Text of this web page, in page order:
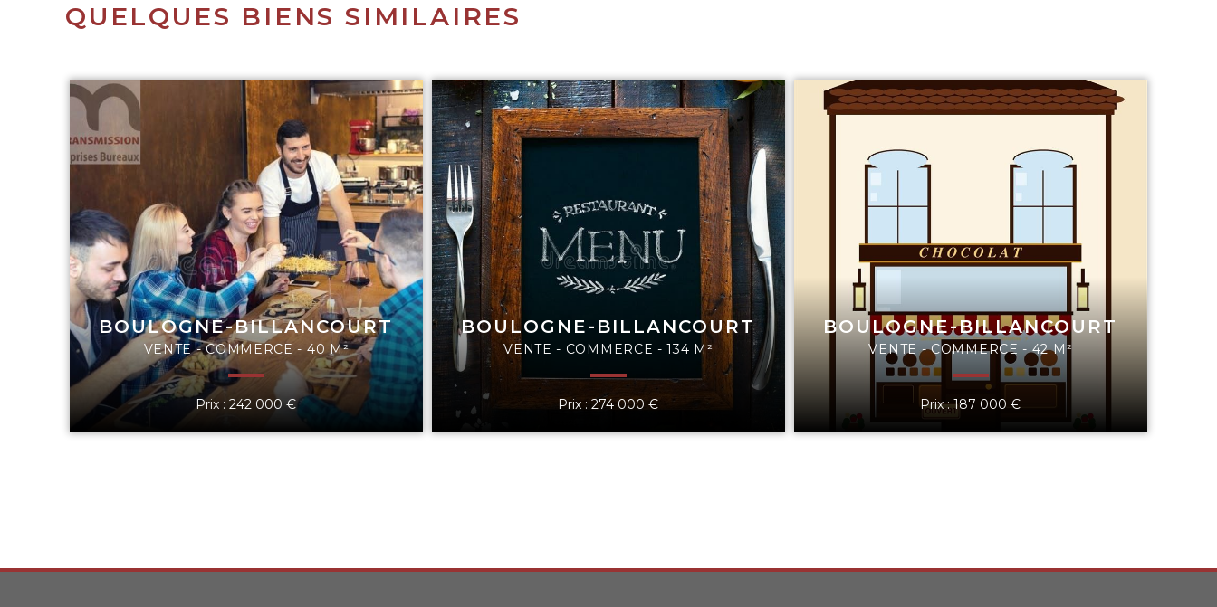
QUELQUES BIENS SIMILAIRES
BOULOGNE-BILLANCOURT
VENTE - COMMERCE - 40 M²
Prix : 242 000 €
BOULOGNE-BILLANCOURT
VENTE - COMMERCE - 134 M²
Prix : 274 000 €
BOULOGNE-BILLANCOURT
VENTE - COMMERCE - 42 M²
Prix : 187 000 €